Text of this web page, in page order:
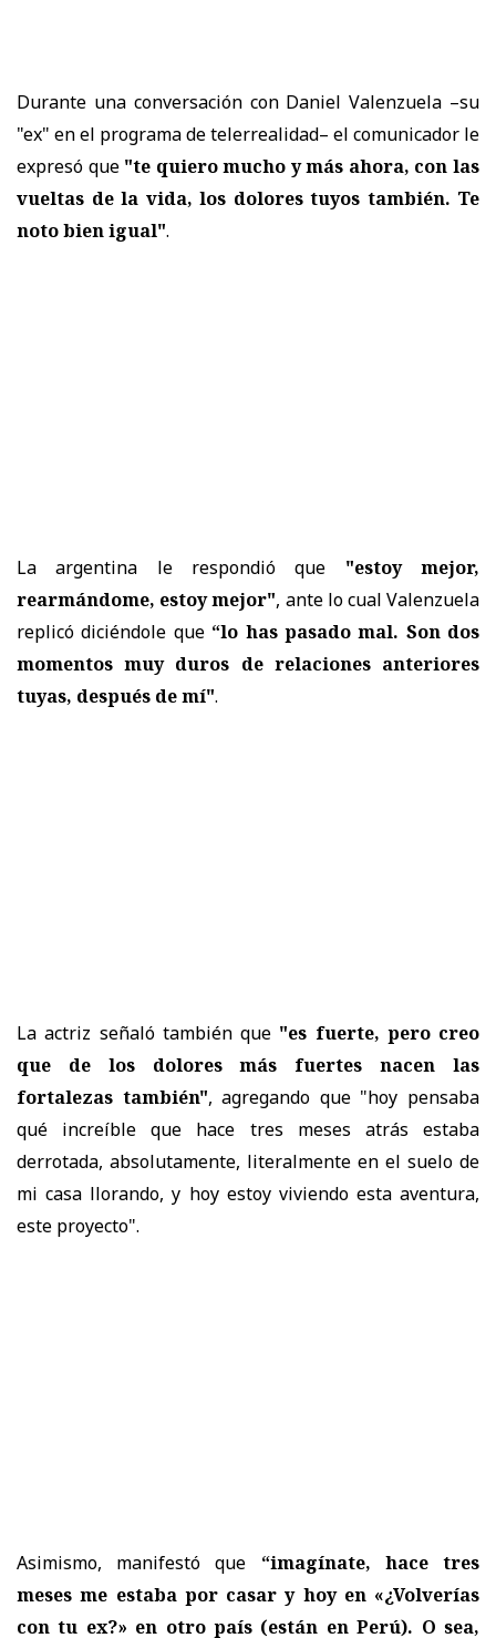
Durante una conversación con Daniel Valenzuela –su
"ex" en el programa de telerrealidad– el comunicador le
expresó que"te quiero mucho y más ahora, con las
vueltas de la vida, los dolores tuyos también. Te
noto bien igual".
La argentina le respondió que "estoy mejor,
rearmándome, estoy mejor", ante lo cual Valenzuela
replicó diciéndole que “lo has pasado mal. Son dos
momentos muy duros de relaciones anteriores
tuyas, después de mí".
La actriz señaló también que "es fuerte, pero creo
que de los dolores más fuertes nacen las
fortalezas también", agregando que "hoy pensaba
qué increíble que hace tres meses atrás estaba
derrotada, absolutamente, literalmente en el suelo de
mi casa llorando, y hoy estoy viviendo esta aventura,
este proyecto".
Asimismo, manifestó que “imagínate, hace tres
meses me estaba por casar y hoy en «¿Volverías
con tu ex?» en otro país (están en Perú). O sea,